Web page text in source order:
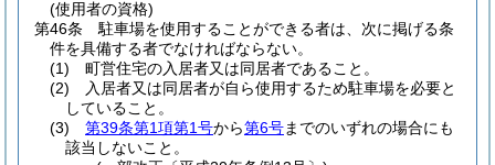
(使用者の資格)
第46条
駐車場を使用することができる者は、次に掲げる条
件を具備する者でなければならない。
(1)
町営住宅の入居者又は同居者であること。
(2)
入居者又は同居者が自ら使用するため駐車場を必要と
していること。
(3)
第39条第1項第1号から第6号までのいずれの場合にも
該当しないこと。